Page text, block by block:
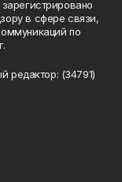
в сфере связи,
по
редактор: (34791)